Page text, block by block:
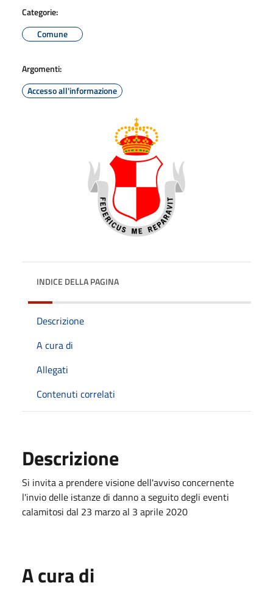
Categorie:
Comune
Argomenti:
Accesso all'informazione
INDICE DELLA PAGINA
Descrizione
A cura di
Allegati
Contenuti correlati
Descrizione
Si invita a prendere visione dell'avviso concernente
l'invio delle istanze di danno a seguito degli eventi
calamitosi dal 23 marzo al 3 aprile 2020
A cura di